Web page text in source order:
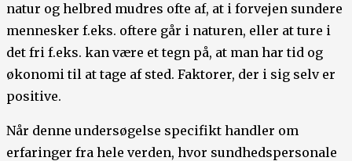
natur og helbred mudres ofte af, at i forvejen sundere
mennesker f.eks. oftere går i naturen, eller at ture i
det fri f.eks. kan være et tegn på, at man har tid og
økonomi til at tage af sted. Faktorer, der i sig selv er
positive.
Når denne undersøgelse specifikt handler om
erfaringer fra hele verden, hvor sundhedspersonale